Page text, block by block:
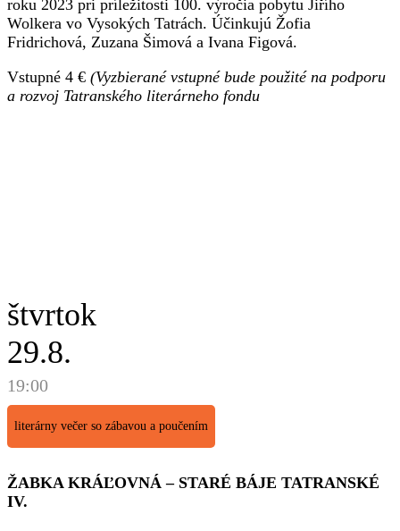
roku 2023 pri príležitosti 100. výročia pobytu Jiřího
Wolkera vo Vysokých Tatrách. Účinkujú Žofia
Fridrichová, Zuzana Šimová a Ivana Figová.
Vstupné 4 € (Vyzbierané vstupné bude použité na podporu
a rozvoj Tatranského literárneho fondu
štvrtok
29.8.
19:00
literárny večer so zábavou a poučením
ŽABKA KRÁĽOVNÁ – STARÉ BÁJE TATRANSKÉ
IV.